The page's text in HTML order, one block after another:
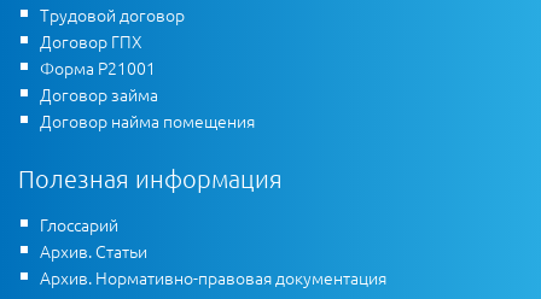
Трудовой договор
Договор ГПХ
Форма Р21001
Договор займа
Договор найма помещения
Полезная информация
Глоссарий
Архив. Статьи
Архив. Нормативно-правовая документация